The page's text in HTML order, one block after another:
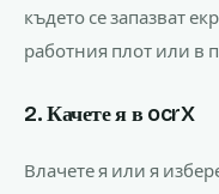
където се запазват
работния плот или в
2. Качете я в ocrX
Влачете я или я